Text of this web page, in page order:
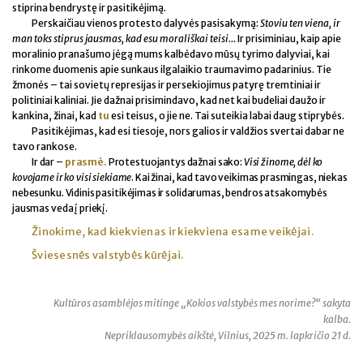
stiprina bendrystę ir pasitikėjimą.
Perskaičiau vienos protesto dalyvės pasisakymą: Stoviu ten viena, ir
man toks stiprus jausmas, kad esu morališkai teisi…Ir prisiminiau, kaip apie
moralinio pranašumo jėgą mums kalbėdavo mūsų tyrimo dalyviai, kai
rinkome duomenis apie sunkaus ilgalaikio traumavimo padarinius. Tie
žmonės – tai sovietų represijas ir persekiojimus patyrę tremtiniai ir
politiniai kaliniai. Jie dažnai prisimindavo, kad net kai budeliai daužo ir
kankina, žinai, kad tu esi teisus, o jie ne. Tai suteikia labai daug stiprybės.
Pasitikėjimas, kad esi tiesoje, nors galios ir valdžios svertai dabar ne
tavo rankose.
Ir dar – prasmė. Protestuojantys dažnai sako: Visi žinome, dėl ko
kovojame ir ko visi siekiame. Kai žinai, kad tavo veikimas prasmingas, niekas
nebesunku. Vidinis pasitikėjimas ir solidarumas, bendros atsakomybės
jausmas veda į priekį.
Žinokime, kad kiekvienas ir kiekviena esame veikėjai.
Šviesesnės valstybės kūrėjai.
Kultūros asamblėjos mitinge „Kokios valstybės mes norime?“ sakyta
kalba.
Nepriklausomybės aikštė, Vilnius, 2025 m. lapkričio 21 d.